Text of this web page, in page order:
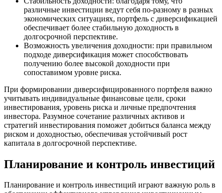
различные инвестиции ведут себя по-разному в разных
экономических ситуациях, портфель с диверсификацией
обеспечивает более стабильную доходность в
долгосрочной перспективе.
Возможность увеличения доходности: при правильном
подходе диверсификация может способствовать
получению более высокой доходности при
сопоставимом уровне риска.
При формировании диверсифицированного портфеля важно
учитывать индивидуальные финансовые цели, сроки
инвестирования, уровень риска и личные предпочтения
инвестора. Разумное сочетание различных активов и
стратегий инвестирования поможет добиться баланса между
риском и доходностью, обеспечивая устойчивый рост
капитала в долгосрочной перспективе.
Планирование и контроль инвестиций
Планирование и контроль инвестиций играют важную роль в